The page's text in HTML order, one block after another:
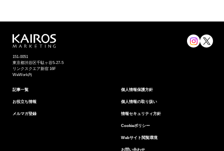
151-0051
東京都渋⾕区千駄ヶ谷5-27-5
リンクスクエア新宿 16F
WeWork内
記事一覧
お役立ち情報
メルマガ登録
個⼈情報保護⽅針
個人情報の取り扱い
情報セキュリティ⽅針
Cookieポリシー
Webサイト閲覧環境
お問い合わせ